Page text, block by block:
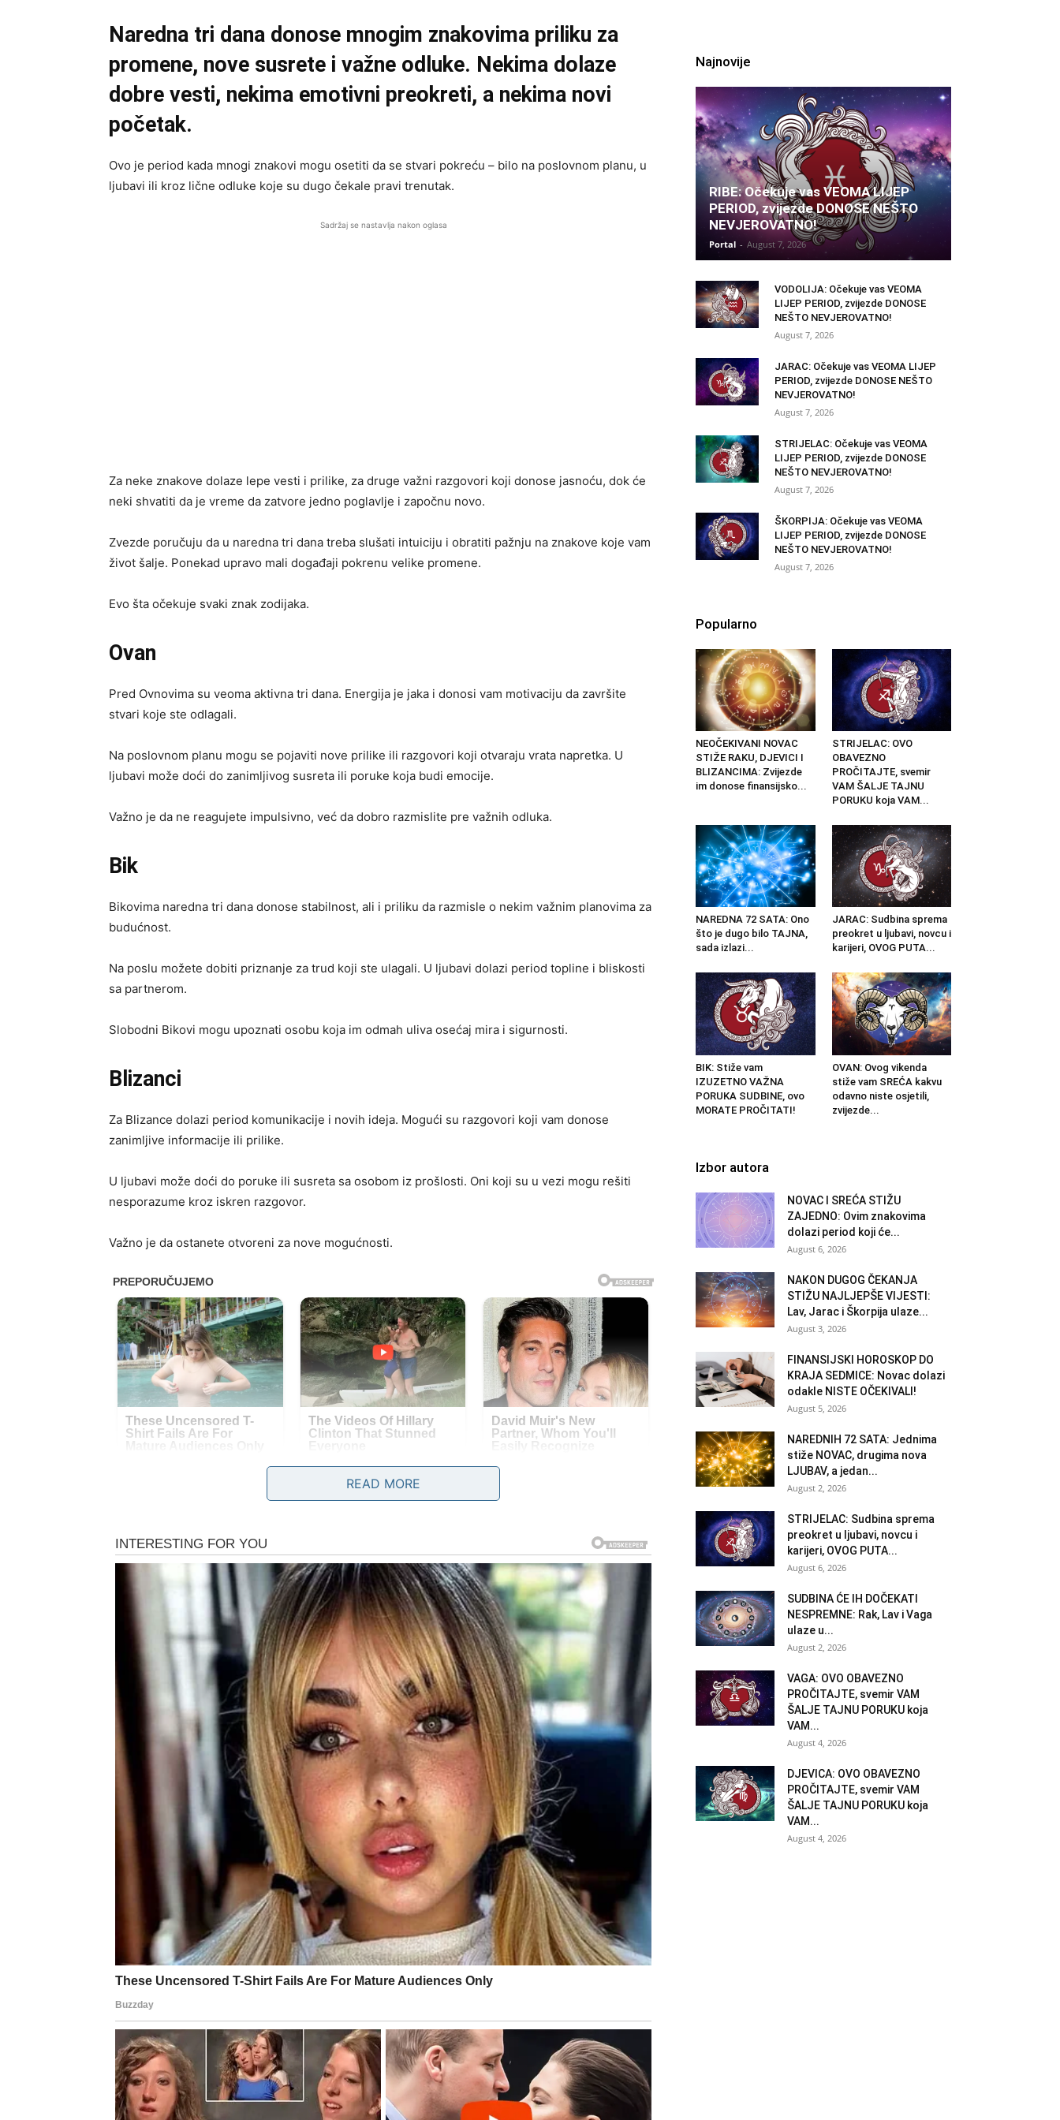
Naredna tri dana donose mnogim znakovima priliku za
promene, nove susrete i važne odluke. Nekima dolaze
dobre vesti, nekima emotivni preokreti, a nekima novi
početak.
Ovo je period kada mnogi znakovi mogu osetiti da se stvari pokreću – bilo na poslovnom planu, u
ljubavi ili kroz lične odluke koje su dugo čekale pravi trenutak.
Sadržaj se nastavlja nakon oglasa
Za neke znakove dolaze lepe vesti i prilike, za druge važni razgovori koji donose jasnoću, dok će
neki shvatiti da je vreme da zatvore jedno poglavlje i započnu novo.
Zvezde poručuju da u naredna tri dana treba slušati intuiciju i obratiti pažnju na znakove koje vam
život šalje. Ponekad upravo mali događaji pokrenu velike promene.
Evo šta očekuje svaki znak zodijaka.
Ovan
Pred Ovnovima su veoma aktivna tri dana. Energija je jaka i donosi vam motivaciju da završite
stvari koje ste odlagali.
Na poslovnom planu mogu se pojaviti nove prilike ili razgovori koji otvaraju vrata napretka. U
ljubavi može doći do zanimljivog susreta ili poruke koja budi emocije.
Važno je da ne reagujete impulsivno, već da dobro razmislite pre važnih odluka.
Bik
Bikovima naredna tri dana donose stabilnost, ali i priliku da razmisle o nekim važnim planovima za
budućnost.
Na poslu možete dobiti priznanje za trud koji ste ulagali. U ljubavi dolazi period topline i bliskosti
sa partnerom.
Slobodni Bikovi mogu upoznati osobu koja im odmah uliva osećaj mira i sigurnosti.
Blizanci
Za Blizance dolazi period komunikacije i novih ideja. Mogući su razgovori koji vam donose
zanimljive informacije ili prilike.
U ljubavi može doći do poruke ili susreta sa osobom iz prošlosti. Oni koji su u vezi mogu rešiti
nesporazume kroz iskren razgovor.
Važno je da ostanete otvoreni za nove mogućnosti.
Rak
Rakovi ulaze u emotivan period. U naredna tri dana mogli biste razmišljati o odnosima i osećanjima
više nego inače.
Na poslovnom planu dolazi prilika koja može doneti stabilnost. U ljubavi su mogući lepi trenuci sa
partnerom.
Slobodni Rakovi mogu upoznati osobu koja ih osvaja pažnjom i nežnošću.
Lav
Lavovima naredni dani donose energiju i želju za promenama. Ovo je period kada možete pokazati
svoje sposobnosti i ostvariti napredak.
U ljubavi dolazi period romantike i lepih trenutaka. Slobodni Lavovi mogu upoznati osobu koja ih
inspiriše i privlači svojom energijom.
Devica
Device u narednim danima mogu razmišljati o važnim životnim pitanjima. Ovo je period kada ćete
želeti više jasnoće i stabilnosti.
Na poslovnom planu mogu se pojaviti nove prilike. U ljubavi može doći do razgovora koji donosi
važne odgovore.
READ MORE
Najnovije
RIBE: Očekuje vas VEOMA LIJEP
PERIOD, zvijezde DONOSE NEŠTO
NEVJEROVATNO!
Portal - August 7, 2026
VODOLIJA: Očekuje vas VEOMA
LIJEP PERIOD, zvijezde DONOSE
NEŠTO NEVJEROVATNO!
August 7, 2026
JARAC: Očekuje vas VEOMA LIJEP
PERIOD, zvijezde DONOSE NEŠTO
NEVJEROVATNO!
August 7, 2026
STRIJELAC: Očekuje vas VEOMA
LIJEP PERIOD, zvijezde DONOSE
NEŠTO NEVJEROVATNO!
August 7, 2026
ŠKORPIJA: Očekuje vas VEOMA
LIJEP PERIOD, zvijezde DONOSE
NEŠTO NEVJEROVATNO!
August 7, 2026
Popularno
NEOČEKIVANI NOVAC
STIŽE RAKU, DJEVICI I
BLIZANCIMA: Zvijezde
im donose finansijsko...
STRIJELAC: OVO
OBAVEZNO
PROČITAJTE, svemir
VAM ŠALJE TAJNU
PORUKU koja VAM...
NAREDNA 72 SATA: Ono
što je dugo bilo TAJNA,
sada izlazi...
JARAC: Sudbina sprema
preokret u ljubavi, novcu i
karijeri, OVOG PUTA...
BIK: Stiže vam
IZUZETNO VAŽNA
PORUKA SUDBINE, ovo
MORATE PROČITATI!
OVAN: Ovog vikenda
stiže vam SREĆA kakvu
odavno niste osjetili,
zvijezde...
Izbor autora
NOVAC I SREĆA STIŽU
ZAJEDNO: Ovim znakovima
dolazi period koji će...
August 6, 2026
NAKON DUGOG ČEKANJA
STIŽU NAJLJEPŠE VIJESTI:
Lav, Jarac i Škorpija ulaze...
August 3, 2026
FINANSIJSKI HOROSKOP DO
KRAJA SEDMICE: Novac dolazi
odakle NISTE OČEKIVALI!
August 5, 2026
NAREDNIH 72 SATA: Jednima
stiže NOVAC, drugima nova
LJUBAV, a jedan...
August 2, 2026
STRIJELAC: Sudbina sprema
preokret u ljubavi, novcu i
karijeri, OVOG PUTA...
August 6, 2026
SUDBINA ĆE IH DOČEKATI
NESPREMNE: Rak, Lav i Vaga
ulaze u...
August 2, 2026
VAGA: OVO OBAVEZNO
PROČITAJTE, svemir VAM
ŠALJE TAJNU PORUKU koja
VAM...
August 4, 2026
DJEVICA: OVO OBAVEZNO
PROČITAJTE, svemir VAM
ŠALJE TAJNU PORUKU koja
VAM...
August 4, 2026